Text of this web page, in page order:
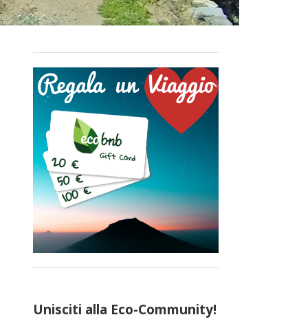
Unisciti alla Eco-Community!